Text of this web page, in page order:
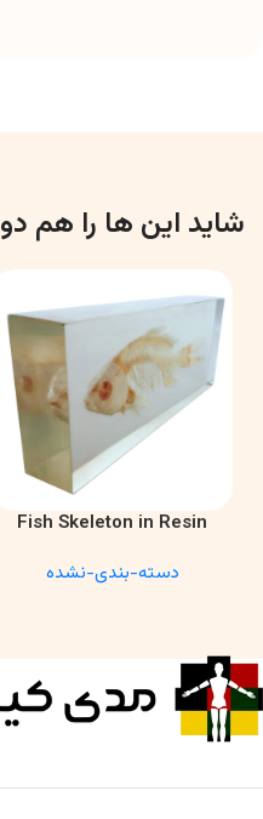
شاید این ها را هم
اطلاعات بیشتر
Fish Skeleton in Resin
Anatomy Specimen
دسته-بندی-نشده